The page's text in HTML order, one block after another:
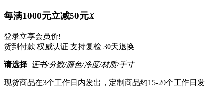
每满1000元立减50元X
登录立享会员价!
货到付款 权威认证 支持复检 30天退换
请选择 证书/分数/颜色/净度/材质/手寸
现货商品在3个工作日内发出，定制商品约15-20个工作日发